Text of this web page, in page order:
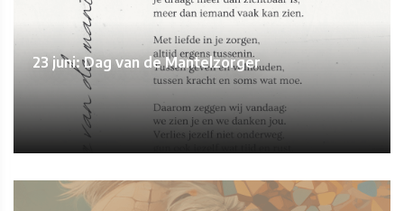
23 juni: Dag van de Mantelzorger